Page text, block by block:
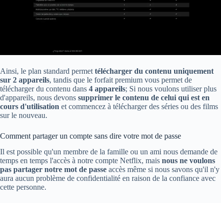
Ainsi, le plan standard permet télécharger du contenu uniquement
sur 2 appareils, tandis que le forfait premium vous permet de
télécharger du contenu dans 4 appareils; Si nous voulons utiliser plus
d'appareils, nous devons supprimer le contenu de celui qui est en
cours d'utilisation et commencez à télécharger des séries ou des films
sur le nouveau.
Comment partager un compte sans dire votre mot de passe
Il est possible qu'un membre de la famille ou un ami nous demande de
temps en temps l'accès à notre compte Netflix, mais nous ne voulons
pas partager notre mot de passe accès même si nous savons qu'il n'y
aura aucun problème de confidentialité en raison de la confiance avec
cette personne.